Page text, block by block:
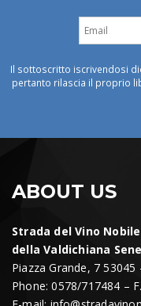
Il sottoscritto iscrivendosi
pertanto rilascia il proprio
ABOUT US
Strada del Vino
della Valdichiana
Piazza Grande, 7
Phone: 0578/717484 –